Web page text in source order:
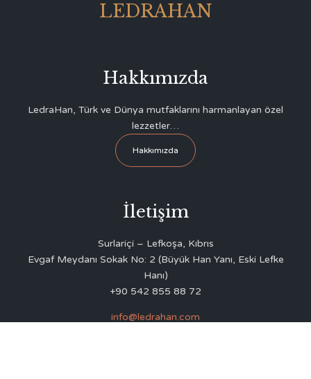
LEDRAHAN
Hakkımızda
LedraHan, Türk ve Dünya mutfaklarını harmanlayan özel
lezzetler…
Hakkımızda
İletişim
Surlariçi – Lefkoşa, Kıbrıs
Evgaf Meydanı Sokak No: 2 (Büyük Han Yanı, Eski Lefke
Hanı)
+90 542 855 88 72
info@ledrahan.com